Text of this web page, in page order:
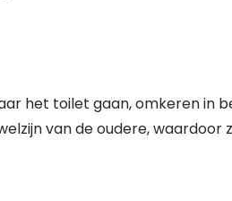
het toilet gaan, omkeren in
van de oudere, waardoor